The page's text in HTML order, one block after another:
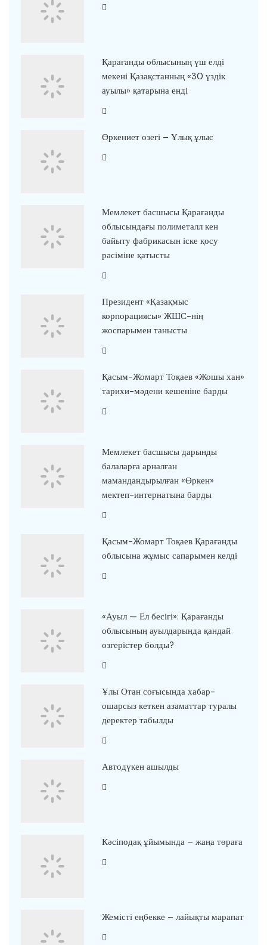
Қарағанды облысының үш елді
мекені Қазақстанның «30 үздік
ауылы» қатарына енді
Өркениет өзегі – Ұлық ұлыс
Мемлекет басшысы Қарағанды
облысындағы полиметалл кен
байыту фабрикасын іске қосу
рәсіміне қатысты
Президент «Қазақмыс
корпорациясы» ЖШС-нің
жоспарымен танысты
Қасым-Жомарт Тоқаев «Жошы хан»
тарихи-мәдени кешеніне барды
Мемлекет басшысы дарынды
балаларға арналған
мамандандырылған «Өркен»
мектеп-интернатына барды
Қасым-Жомарт Тоқаев Қарағанды
облысына жұмыс сапарымен келді
«Ауыл — Ел бесігі»: Қарағанды
облысының ауылдарында қандай
өзгерістер болды?
Ұлы Отан соғысында хабар-
ошарсыз кеткен азаматтар туралы
деректер табылды
Автодүкен ашылды
Кәсіподақ ұйымында – жаңа төраға
Жемісті еңбекке – лайықты марапат